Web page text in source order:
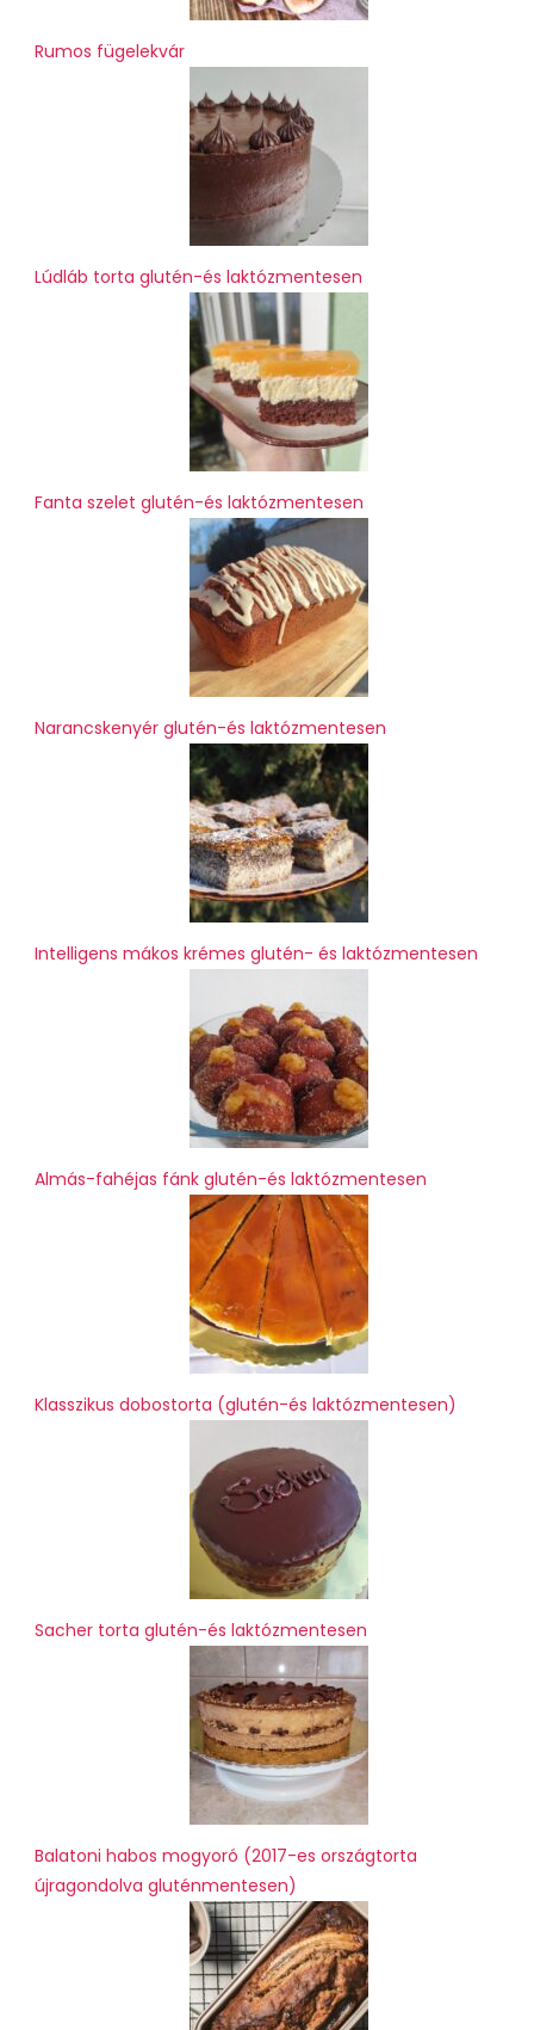
Rumos fügelekvár
Lúdláb torta glutén-és laktózmentesen
Fanta szelet glutén-és laktózmentesen
Narancskenyér glutén-és laktózmentesen
Intelligens mákos krémes glutén- és laktózmentesen
Almás-fahéjas fánk glutén-és laktózmentesen
Klasszikus dobostorta (glutén-és laktózmentesen)
Sacher torta glutén-és laktózmentesen
Balatoni habos mogyoró (2017-es országtorta
újragondolva gluténmentesen)